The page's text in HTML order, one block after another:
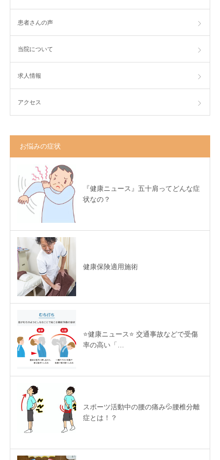
患者さんの声
当院について
求人情報
アクセス
お悩みの症状
『健康ニュース』五十肩ってどんな症
状なの？
健康保険適用施術
⭐️健康ニュース⭐️ 交通事故などで受傷
率の高い「…
スポーツ活動中の腰の痛み💦腰椎分離
症とは！？